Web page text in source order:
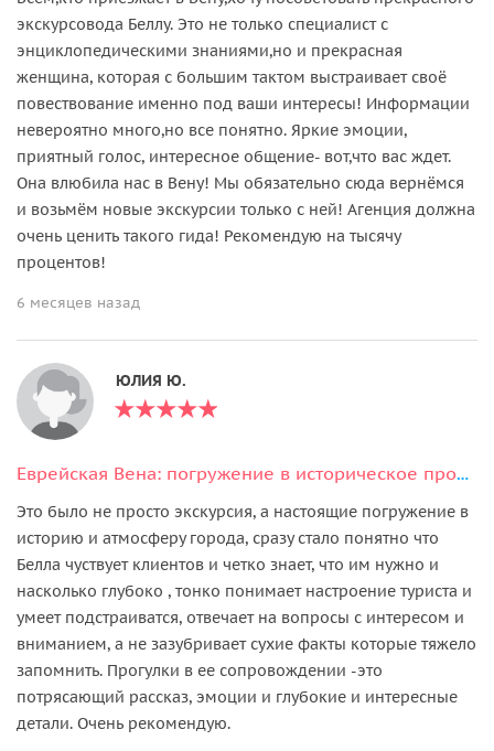
экскурсовода Беллу. Это не только специалист с
энциклопедическими знаниями,но и прекрасная
женщина, которая с большим тактом выстраивает своё
повествование именно под ваши интересы! Информации
невероятно много,но все понятно. Яркие эмоции,
приятный голос, интересное общение- вот,что вас ждет.
Она влюбила нас в Вену! Мы обязательно сюда вернёмся
и возьмём новые экскурсии только с ней! Агенция должна
очень ценить такого гида! Рекомендую на тысячу
процентов!
6 месяцев назад
ЮЛИЯ Ю.
Еврейская Вена: погружение в историческое прошлое
Это было не просто экскурсия, а настоящие погружение в
историю и атмосферу города, сразу стало понятно что
Белла чуствует клиентов и четко знает, что им нужно и
насколько глубоко , тонко понимает настроение туриста и
умеет подстраиватся, отвечает на вопросы с интересом и
вниманием, а не зазубривает сухие факты которые тяжело
запомнить. Прогулки в ее сопровождении -это
потрясающий рассказ, эмоции и глубокие и интересные
детали. Очень рекомендую.